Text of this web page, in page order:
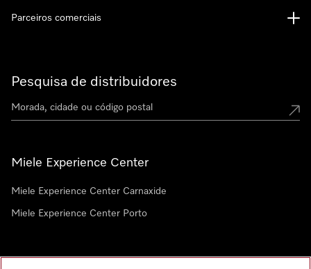
Pesquisa de distribuidores
Miele Experience Center
Miele Experience Center Carnaxide
Miele Experience Center Porto
Parceiros comerciais